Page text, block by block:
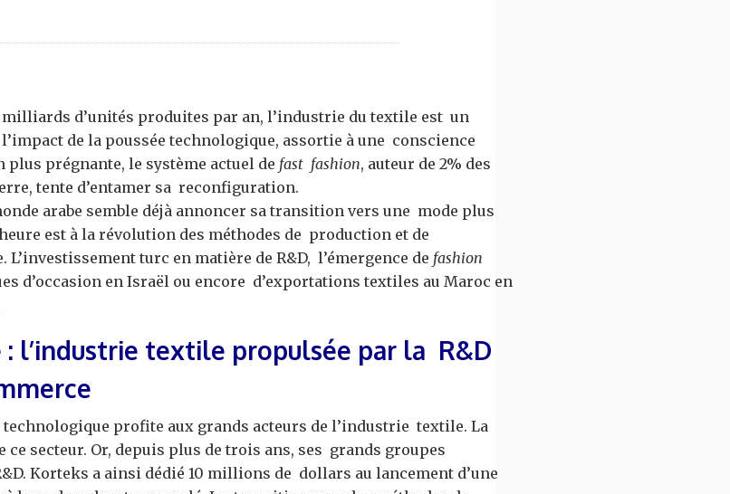
milliards d’unités produites par an, l’industrie du textile est un
de la poussée technologique, assortie à une conscience
prégnante, le système actuel de fast fashion, auteur de 2% des
tente d’entamer sa reconfiguration.
arabe semble déjà annoncer sa transition vers une mode plus
est à la révolution des méthodes de production et de
turc en matière de R&D, l’émergence de fashion
d’occasion en Israël ou encore d’exportations textiles au Maroc en
: l’industrie textile propulsée par la R&D
technologique profite aux grands acteurs de l’industrie textile. La
ce secteur. Or, depuis plus de trois ans, ses grands groupes
Korteks a ainsi dédié 10 millions de dollars au lancement d’une